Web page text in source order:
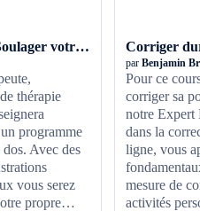
Renforcement musculaire : Soulager votre dos
thérapie
programme
Avec des
vous serez
propre
par Benjamin
Pour ce
corriger sa
notre Expert
dans la
ligne, vous
mesure de
activités